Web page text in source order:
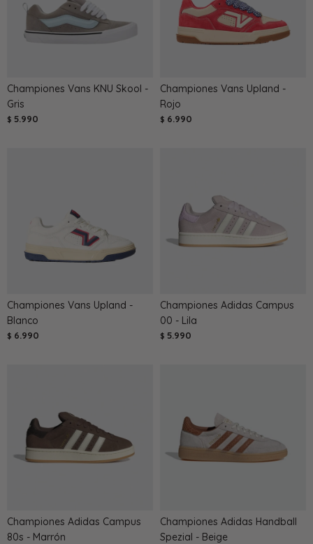
Championes Vans KNU Skool -
Gris
$ 5.990
Championes Vans Upland -
Rojo
$ 6.990
Championes Vans Upland -
Blanco
$ 6.990
Championes Adidas Campus
00 - Lila
$ 5.990
Championes Adidas Campus
80s - Marrón
Championes Adidas Handball
Spezial - Beige